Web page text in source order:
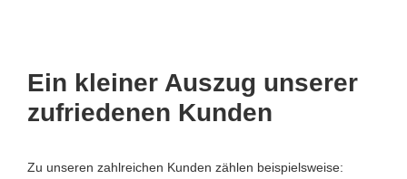
Ein kleiner Auszug unserer
zufriedenen Kunden
Zu unseren zahlreichen Kunden zählen beispielsweise: